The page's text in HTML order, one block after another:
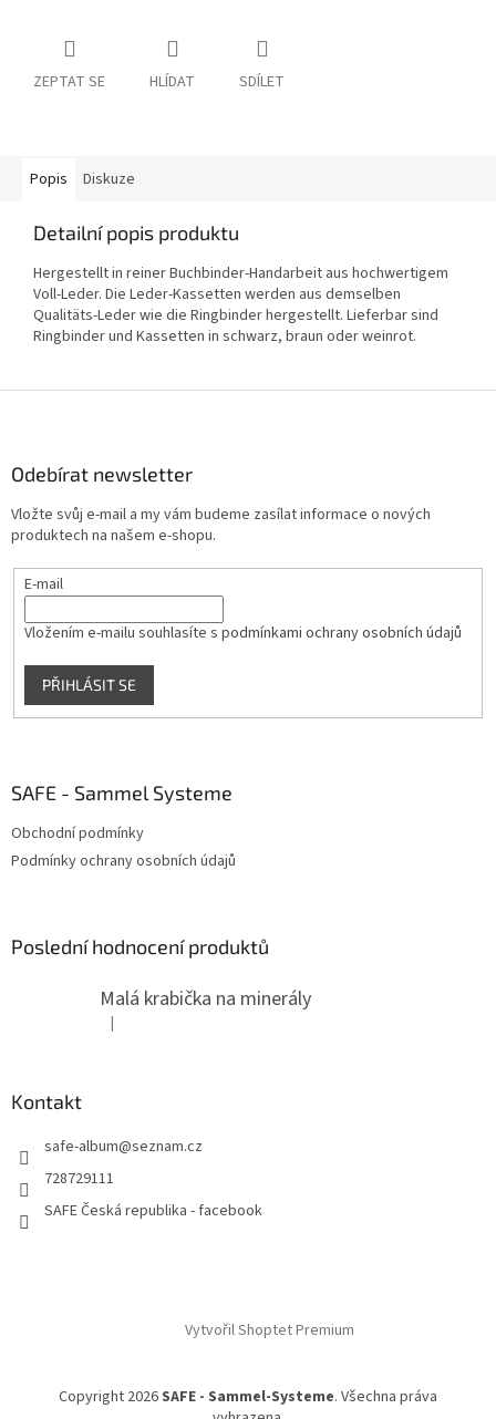
ZEPTAT SE HLÍDAT SDÍLET
Popis Diskuze
Detailní popis produktu
Hergestellt in reiner Buchbinder-Handarbeit aus hochwertigem
Voll-Leder. Die Leder-Kassetten werden aus demselben
Qualitäts-Leder wie die Ringbinder hergestellt. Lieferbar sind
Ringbinder und Kassetten in schwarz, braun oder weinrot.
Odebírat newsletter
Vložte svůj e-mail a my vám budeme zasílat informace o nových
produktech na našem e-shopu.
E-mail
Vložením e-mailu souhlasíte s podmínkami ochrany osobních údajů
PŘIHLÁSIT SE
SAFE - Sammel Systeme
Obchodní podmínky
Podmínky ochrany osobních údajů
Poslední hodnocení produktů
Malá krabička na minerály
Hodnocení produktu je 4 z 5 hvězdiček.
|
Kontakt
safe-album@seznam.cz
728729111
SAFE Česká republika - facebook
Vytvořil Shoptet Premium
Copyright 2026SAFE - Sammel-Systeme. Všechna práva